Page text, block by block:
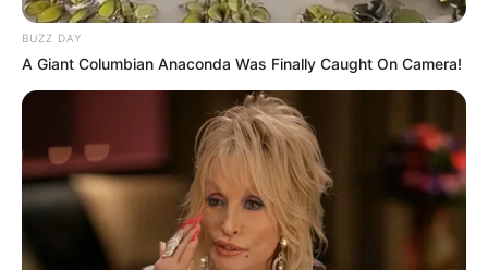
BUZZ DAY
A Giant Columbian Anaconda Was Finally Caught On Camera!